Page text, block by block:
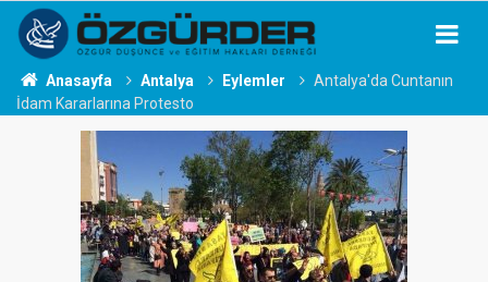
Anasayfa Antalya Eylemler
Antalya'da Cuntanın
İdam Kararlarına Protesto